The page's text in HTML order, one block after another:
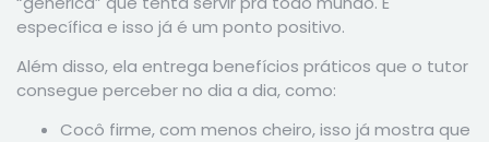
específica e isso já é um ponto positivo.
Além disso, ela entrega benefícios práticos que o tutor
consegue perceber no dia a dia, como:
Cocô firme, com menos cheiro, isso já mostra que